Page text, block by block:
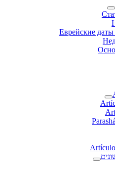
Еврейские